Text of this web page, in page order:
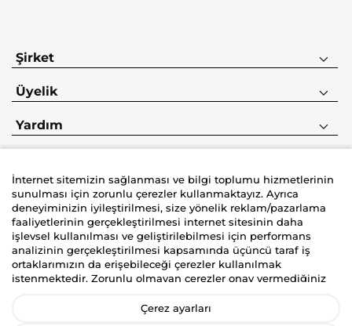
Şirket
Üyelik
Yardım
İyzico korumalı güvenli alışveriş deneyimi
İnternet sitemizin sağlanması ve bilgi toplumu hizmetlerinin
sunulması için zorunlu çerezler kullanmaktayız. Ayrıca
deneyiminizin iyileştirilmesi, size yönelik reklam/pazarlama
faaliyetlerinin gerçekleştirilmesi internet sitesinin daha
işlevsel kullanılması ve geliştirilebilmesi için performans
analizinin gerçekleştirilmesi kapsamında üçüncü taraf iş
ortaklarımızın da erişebileceği çerezler kullanılmak
istenmektedir. Zorunlu olmayan çerezler onay vermediğiniz
yönelik reklam/pazarlama faaliyetlerinin gerçekleştirilmesi,
Çerez ayarları